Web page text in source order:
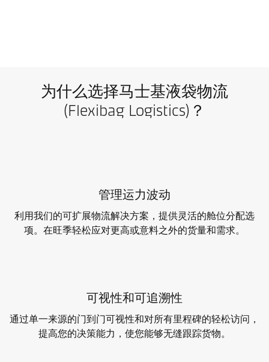
为什么选择马士基液袋物流
(Flexibag Logistics)？
管理运力波动
利用我们的可扩展物流解决方案，提供灵活的舱位分配选
项。在旺季轻松应对更高或意料之外的货量和需求。
可视性和可追溯性
通过单一来源的门到门可视性和对所有里程碑的轻松访问，
提高您的决策能力，使您能够无缝跟踪货物。